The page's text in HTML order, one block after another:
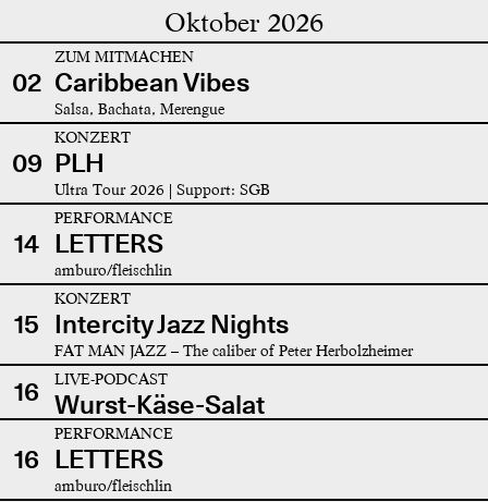
Oktober 2026
02
ZUM MITMACHEN
Caribbean Vibes
Salsa, Bachata, Merengue
09
KONZERT
PLH
Ultra Tour 2026 | Support: SGB
14
PERFORMANCE
LETTERS
amburo/fleischlin
15
KONZERT
Intercity Jazz Nights
FAT MAN JAZZ – The caliber of Peter Herbolzheimer
16 LIVE-PODCAST
Wurst-Käse-Salat
16
PERFORMANCE
LETTERS
amburo/fleischlin